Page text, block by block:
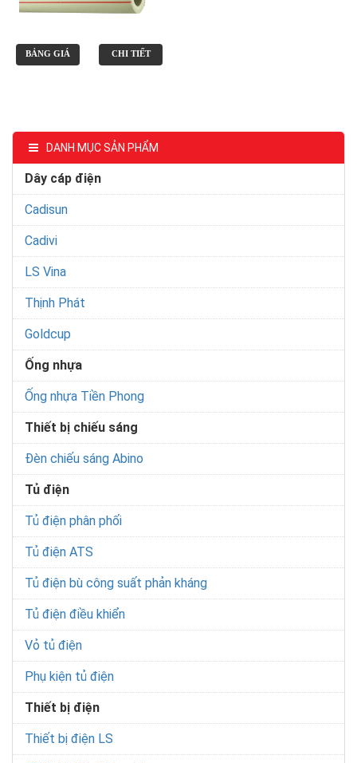
BẢNG GIÁ CHI TIẾT
DANH MỤC SẢN PHẨM
Dây cáp điện
Cadisun
Cadivi
LS Vina
Thịnh Phát
Goldcup
Ống nhựa
Ống nhựa Tiền Phong
Thiết bị chiếu sáng
Đèn chiếu sáng Abino
Tủ điện
Tủ điện phân phối
Tủ điện ATS
Tủ điện bù công suất phản kháng
Tủ điện điều khiển
Vỏ tủ điện
Phụ kiện tủ điện
Thiết bị điện
Thiết bị điện LS